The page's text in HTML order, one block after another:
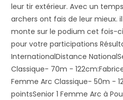
leur tir extérieur. Avec un
archers ont fais de leur mieux.
monte sur le podium cet fois-
pour votre participations
InternationalDistance
Classique- 70m -
Femme Arc Classique- 50m -
pointsSenior 1 Femme Arc à